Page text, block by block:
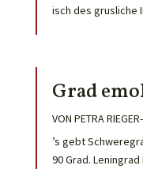
isch des grusliche
Grad
VON PETRA
’s gebt
90 Grad.